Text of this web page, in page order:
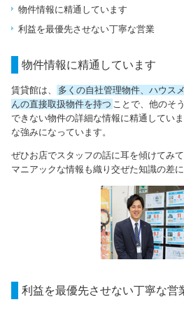
物件情報に精通しています
利益を最優先させない丁寧な営業
物件情報に精通しています
賃貸館は、
多くの自社管理物件、ハウス
んの直接取扱物件を持つ ことで、他のそ
できない物件の詳細な情報に精通してい
な強みになっています。
ぜひお店でスタッフの話に耳を傾けてみ
マニアックな情報も織り交ぜた知識の差
利益を最優先させない丁寧な営